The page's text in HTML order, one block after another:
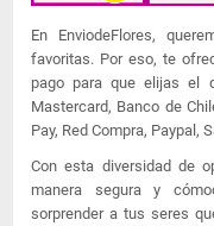
En EnviodeFlores,
favoritas. Por eso, te
pago para que elijas el
Mastercard, Banco de
Pay, Red Compra, Paypal,
Con esta diversidad de
manera segura y
sorprender a tus seres